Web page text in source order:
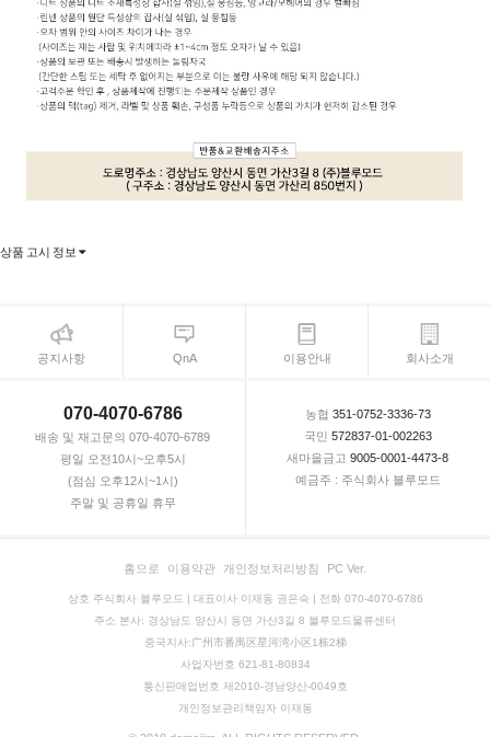
상품 고시 정보
공지사항 QnA 이용안내 회사소개
070-4070-6786
배송 및 재고문의 070-4070-6789
평일 오전10시~오후5시
(점심 오후12시~1시)
주말 및 공휴일 휴무
농협 351-0752-3336-73
국민 572837-01-002263
새마을금고 9005-0001-4473-8
예금주 : 주식회사 블루모드
홈으로 이용약관 개인정보처리방침 PC Ver.
상호 주식회사 블루모드 | 대표이사 이재동 권은숙 | 전화 070-4070-6786
주소 본사: 경상남도 양산시 동면 가산3길 8 블루모드물류센터
중국지사:广州市番禺区星河湾小区1栋2梯
사업자번호 621-81-80834
통신판매업번호 제2010-경남양산-0049호
개인정보관리책임자 이재동